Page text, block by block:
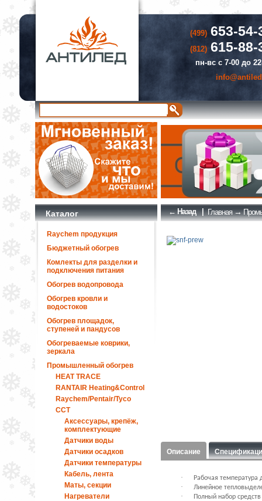
(499)653-54-
(812)615-88-
пн-вс с 7-00 до
Каталог
Raychem продукция
Бюджетный обогрев
Комлекты для разделки и
подключения питания
Обогрев водопровода
Обогрев кровли и
водостоков
Обогрев площадок,
ступеней и пандусов
Обогреваемые коврики,
зеркала
Промышленный обогрев
HEAT TRACE
RANTAIR Heating&Control
Raychem/Pentair/Tyco
ССТ
Аксессуары, крепёж,
комплектующие
Датчики воды
Датчики осадков
Датчики температуры
Кабель, лента
Маты, секции
Нагреватели
← Назад | Главная→
Описание
· Рабочая температура
· Линейное
· Полный набор